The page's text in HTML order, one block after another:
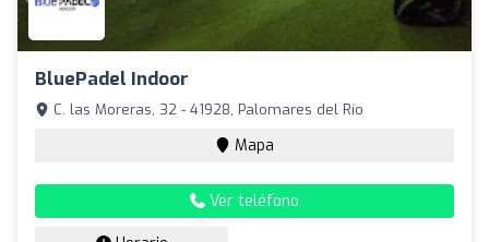
BluePadel Indoor
C. las Moreras, 32 - 41928, Palomares del Río
Mapa
Ver teléfono